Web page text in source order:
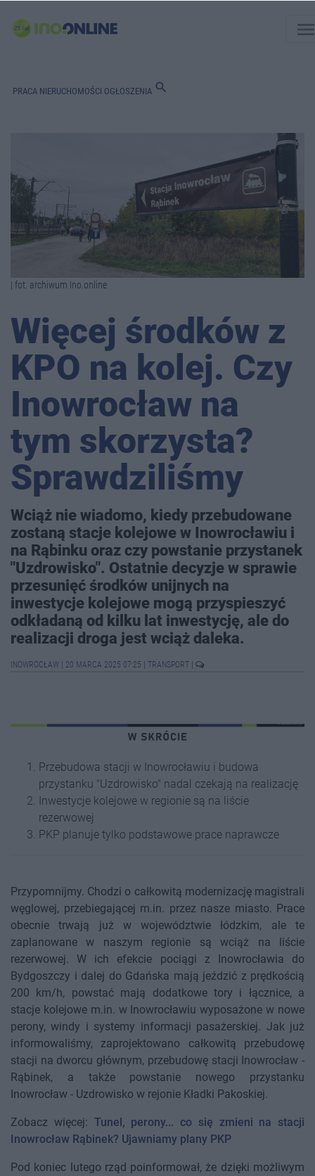
PRACA NIERUCHOMOŚCI OGŁOSZENIA search
| fot. archiwum Ino.online
Więcej środków z
KPO na kolej. Czy
Inowrocław na
tym skorzysta?
Sprawdziliśmy
Wciąż nie wiadomo, kiedy przebudowane
zostaną stacje kolejowe w Inowrocławiu i
na Rąbinku oraz czy powstanie przystanek
"Uzdrowisko". Ostatnie decyzje w sprawie
przesunięć środków unijnych na
inwestycje kolejowe mogą przyspieszyć
odkładaną od kilku lat inwestycję, ale do
realizacji droga jest wciąż daleka.
INOWROCŁAW 20 MARCA 2025 07:25 TRANSPORT
Przebudowa stacji w Inowrocławiu i budowa
przystanku "Uzdrowisko" nadal czekają na realizację
Inwestycje kolejowe w regionie są na liście
rezerwowej
PKP planuje tylko podstawowe prace naprawcze
Przypomnijmy. Chodzi o całkowitą modernizację magistrali
węglowej, przebiegającej m.in. przez nasze miasto. Prace
obecnie trwają już w województwie łódzkim, ale te
zaplanowane w naszym regionie są wciąż na liście
rezerwowej. W ich efekcie pociągi z Inowrocławia do
Bydgoszczy i dalej do Gdańska mają jeździć z prędkością
200 km/h, powstać mają dodatkowe tory i łącznice, a
stacje kolejowe m.in. w Inowrocławiu wyposażone w nowe
perony, windy i systemy informacji pasażerskiej. Jak już
informowaliśmy, zaprojektowano całkowitą przebudowę
stacji na dworcu głównym, przebudowę stacji Inowrocław -
Rąbinek, a także powstanie nowego przystanku
Inowrocław - Uzdrowisko w rejonie Kładki Pakoskiej.
Zobacz więcej: Tunel, perony... co się zmieni na stacji
Inowrocław Rąbinek? Ujawniamy plany PKP
Pod koniec lutego rząd poinformował, że dzięki możliwym